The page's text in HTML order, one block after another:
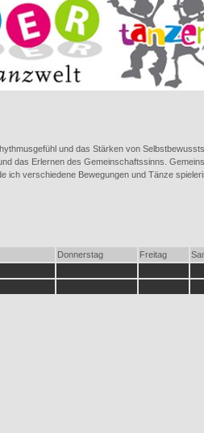
und das Stärken von
das Erlernen des Gemeinschaftssinns.
ich verschiedene Bewegungen und Tänze
Donnerstag Freitag